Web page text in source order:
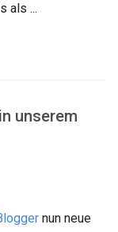
als ...
unserem
nun neue